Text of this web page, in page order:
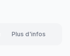
Plus d'infos